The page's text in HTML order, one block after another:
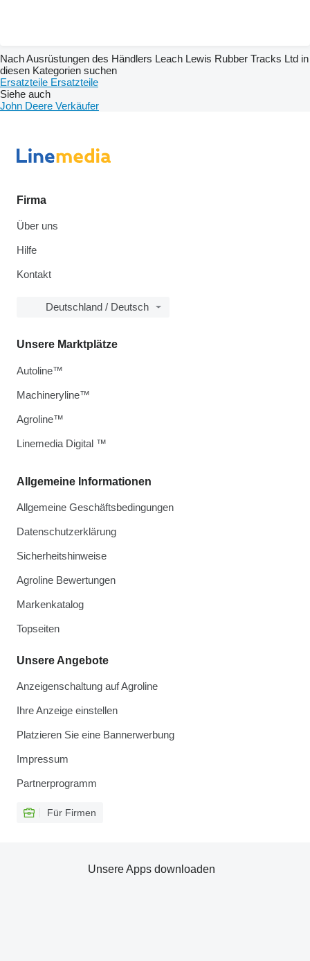
Nach Ausrüstungen des Händlers Leach Lewis Rubber Tracks Ltd in
diesen Kategorien suchen
Ersatzteile Ersatzteile
Siehe auch
John Deere Verkäufer
Firma
Über uns
Hilfe
Kontakt
Deutschland / Deutsch
Allgemeine Informationen
Allgemeine Geschäftsbedingungen
Datenschutzerklärung
Sicherheitshinweise
Agroline Bewertungen
Markenkatalog
Topseiten
Unsere Angebote
Anzeigenschaltung auf Agroline
Ihre Anzeige einstellen
Platzieren Sie eine Bannerwerbung
Impressum
Partnerprogramm
Für Firmen
Unsere Marktplätze
Autoline™
Machineryline™
Agroline™
Linemedia Digital ™
Unsere Apps downloaden